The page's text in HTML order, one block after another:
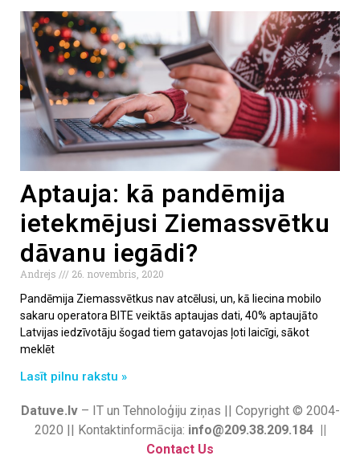
Aptauja: kā pandēmija
ietekmējusi Ziemassvētku
dāvanu iegādi?
Andrejs
26. novembris, 2020
Pandēmija Ziemassvētkus nav atcēlusi, un, kā liecina mobilo
sakaru operatora BITE veiktās aptaujas dati, 40% aptaujāto
Latvijas iedzīvotāju šogad tiem gatavojas ļoti laicīgi, sākot
meklēt
Lasīt pilnu rakstu »
Datuve.lv– IT un Tehnoloģiju ziņas || Copyright © 2004-
2020 || Kontaktinformācija: info@209.38.209.184 ||
Contact Us